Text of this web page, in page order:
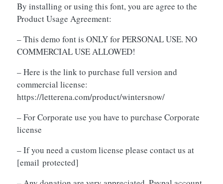
By installing or using this font, you are agree to the
Product Usage Agreement:
– This demo font is ONLY for PERSONAL USE. NO
COMMERCIAL USE ALLOWED!
– Here is the link to purchase full version and
commercial license:
https://letterena.com/product/wintersnow/
– For Corporate use you have to purchase Corporate
license
– If you need a custom license please contact us at
[email protected]